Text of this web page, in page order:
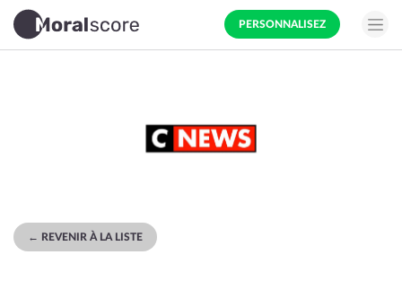
PERSONNALISEZ
← REVENIR À LA LISTE